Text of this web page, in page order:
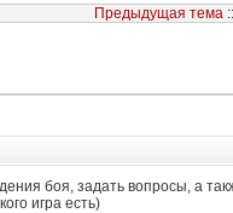
Предыдущая тема::
боя, задать вопросы, а
игра есть)